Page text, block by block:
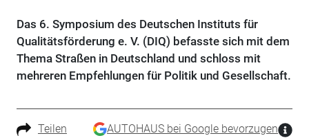
Das 6. Symposium des Deutschen Instituts für
Qualitätsförderung e. V. (DIQ) befasste sich mit dem
Thema Straßen in Deutschland und schloss mit
mehreren Empfehlungen für Politik und Gesellschaft.
Teilen AUTOHAUS bei Google bevorzugen